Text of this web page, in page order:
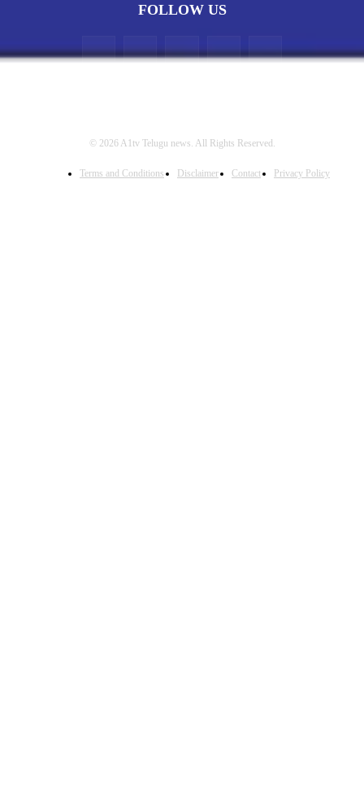
FOLLOW US
© 2026 A1tv Telugu news. All Rights Reserved.
Terms and Conditions Disclaimer Contact Privacy Policy